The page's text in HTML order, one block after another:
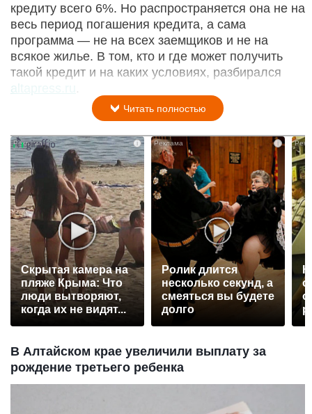
кредиту всего 6%. Но распространяется она не на
весь период погашения кредита, а сама
программа — не на всех заемщиков и не на
всякое жилье. В том, кто и где может получить
такой кредит и на каких условиях, разбирался
altapress.ru
Читать полностью
i
Скрытая камера на
пляже Крыма: Что
люди вытворяют,
когда их не видят...
Ролик длится
несколько секунд, а
смеяться вы будете
долго
В Алтайском крае увеличили выплату за
рождение третьего ребенка